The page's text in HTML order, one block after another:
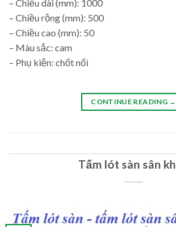
– Chiều dài (mm): 1000
– Chiều rộng (mm): 500
– Chiều cao (mm): 50
– Màu sắc: cam
– Phụ kiện: chốt nối
CONTINUE READING →
Tấm lót sàn sân